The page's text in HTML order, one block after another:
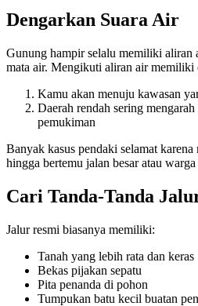
Dengarkan Suara Air
Gunung hampir selalu memiliki aliran
mata air. Mengikuti aliran air memiliki
Kamu akan menuju kawasan
Daerah rendah sering
pemukiman
Banyak kasus pendaki selamat
hingga bertemu jalan besar atau warga
Cari Tanda-Tanda
Jalur resmi biasanya memiliki:
Tanah yang lebih rata dan keras
Bekas pijakan sepatu
Pita penanda di pohon
Tumpukan batu kecil buatan